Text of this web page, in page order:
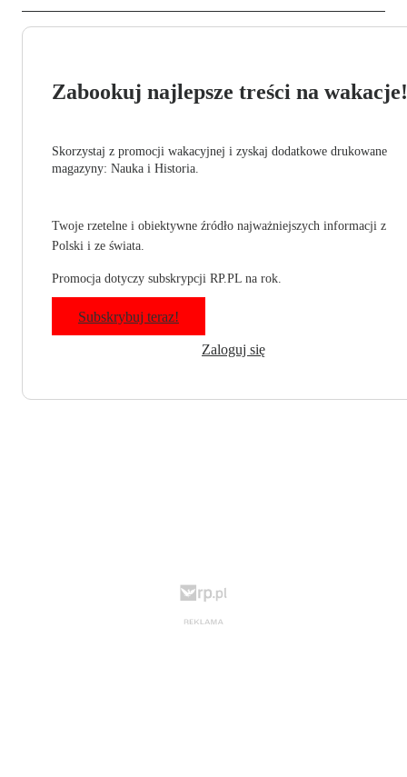
Zabookuj najlepsze treści na wakacje!
Skorzystaj z promocji wakacyjnej i zyskaj dodatkowe drukowane
magazyny: Nauka i Historia.
Twoje rzetelne i obiektywne źródło najważniejszych informacji z
Polski i ze świata.
Promocja dotyczy subskrypcji RP.PL na rok.
Subskrybuj teraz!
Zaloguj się